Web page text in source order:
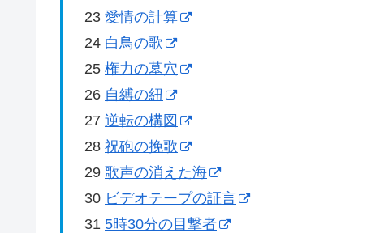
23 愛情の計算
24 白鳥の歌
25 権力の墓穴
26 自縛の紐
27 逆転の構図
28 祝砲の挽歌
29 歌声の消えた海
30 ビデオテープの証言
31 5時30分の目撃者